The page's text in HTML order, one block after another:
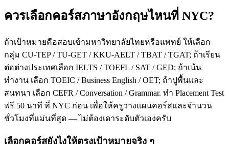
ควรเลือกคอร์สภาษาอังกฤษไหนที่ NYC?
ถ้าเป้าหมายคือสอบเข้ามหาวิทยาลัยไทยหรือแพทย์ ให้เลือก
กลุ่ม CU-TEP / TU-GET / KKU-AELT / TBAT / TGAT; ถ้าเรียน
ต่อต่างประเทศเลือก IELTS / TOEFL / SAT / GED; ถ้าเน้น
ทำงาน เลือก TOEIC / Business English / OET; ถ้าปูพื้นและ
สนทนา เลือก CEFR / Conversation / Grammar. ทำ Placement Test
ฟรี 50 นาที ที่ NYC ก่อน เพื่อให้ครูวางแผนคอร์สและจำนวน
ชั่วโมงที่แม่นที่สุด — ไม่ต้องเดาระดับตัวเองครับ
เลือกคอร์สยังไงให้ตรงเป้าหมายจริง ๆ